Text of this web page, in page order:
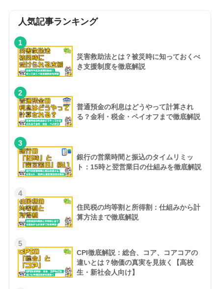
人気記事ランキング
1
災害救助法とは？被災時に知っておくべ
き支援制度を徹底解説
2
普通預金の利息はどうやって計算され
る？金利・税金・ペイオフまで徹底解説
3
銀行の営業時間と振込のタイムリミッ
ト：15時と翌営業日の仕組みを徹底解説
4
住民税の均等割と所得割：仕組みから計
算方法まで徹底解説
5
CPI徹底解説：総合、コア、コアコアの
違いとは？物価の真実を見抜く【高校
生・新社会人向け】